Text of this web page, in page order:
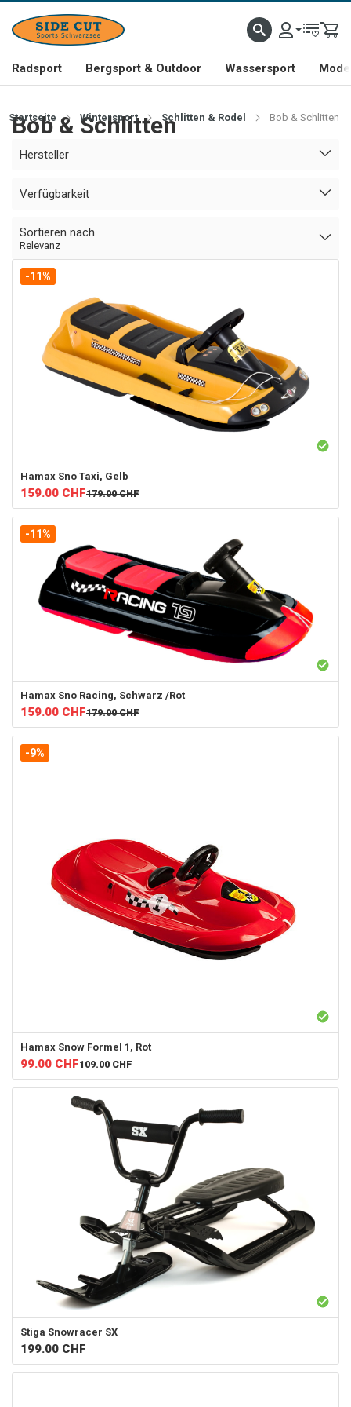
Radsport Bergsport & Outdoor Wassersport
Startseite Wintersport Schlitten & Rodel Bob & Schlitten
Bob & Schlitten
Hersteller
Verfügbarkeit
Sortieren nach
Relevanz
-11%
Hamax Sno Taxi, Gelb
159.00 CHF179.00 CHF
-11%
Hamax Sno Racing, Schwarz /Rot
159.00 CHF179.00 CHF
-9%
Hamax Snow Formel 1, Rot
99.00 CHF109.00 CHF
Stiga Snowracer SX
199.00 CHF